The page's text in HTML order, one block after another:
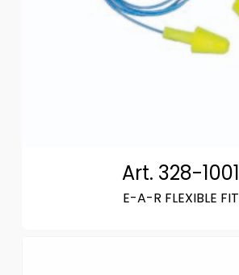
Art. 328-1001
E-A-R FLEXIBLE FIT